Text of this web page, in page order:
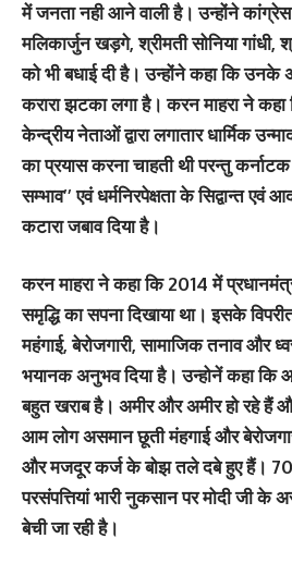
में जनता नही आने वाली है। उन्होंने कांग्रेस
मलिकार्जुन खड़गे, श्रीमती सोनिया गांधी,
को भी बधाई दी है। उन्होंने कहा कि उनके
करारा झटका लगा है। करन माहरा ने
केन्द्रीय नेताओं द्वारा लगातार धार्मिक
का प्रयास करना चाहती थी परन्तु कर्नाटक
सम्भाव’’ एवं धर्मनिरपेक्षता के सिद्वान्त
कटारा जबाव दिया है।
करन माहरा ने कहा कि 2014 में
समृद्धि का सपना दिखाया था। इसके
महंगाई, बेरोजगारी, सामाजिक तनाव और
भयानक अनुभव दिया है। उन्होनें कहा कि
बहुत खराब है। अमीर और अमीर हो रहे हैं
आम लोग असमान छूती मंहगाई और
और मजदूर कर्ज के बोझ तले दबे हुए हैं। 70
परसंपत्तियां भारी नुकसान पर मोदी जी के
बेची जा रही है।